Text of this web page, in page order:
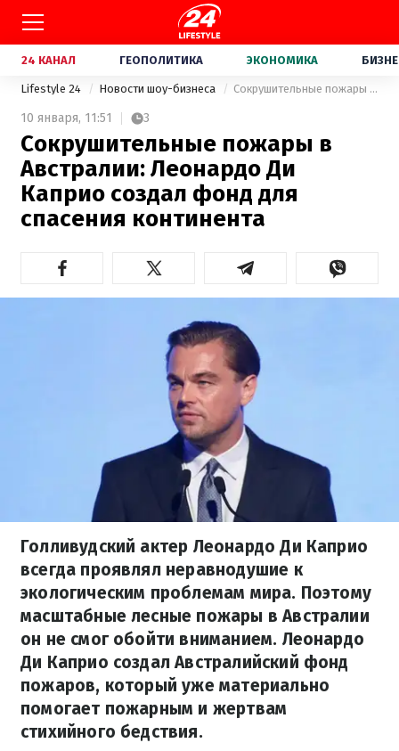
24 КАНАЛ ГЕОПОЛИТИКА ЭКОНОМИКА
Lifestyle 24 Новости шоу-бизнеса Сокрушительные пожары в Австралии: Леонардо Ди Каприо создал фонд для спасения континента
10 января, 11:51 3
Сокрушительные пожары в
Австралии: Леонардо Ди
Каприо создал фонд для
спасения континента
Голливудский актер Леонардо Ди Каприо
всегда проявлял неравнодушие к
экологическим проблемам мира. Поэтому
масштабные лесные пожары в Австралии
он не смог обойти вниманием. Леонардо
Ди Каприо создал Австралийский фонд
пожаров, который уже материально
помогает пожарным и жертвам
стихийного бедствия.